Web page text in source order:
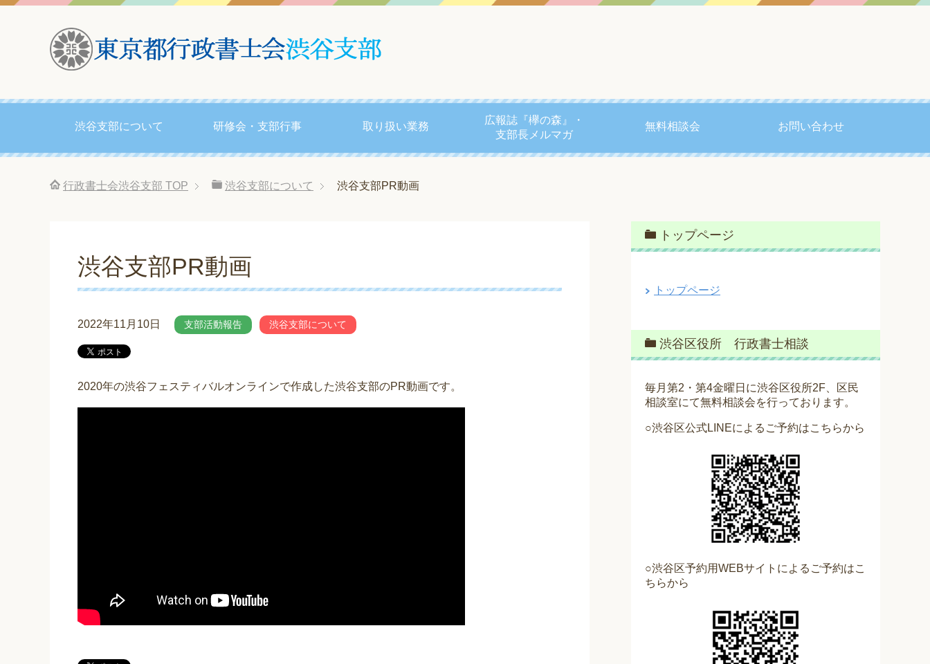
渋谷支部について 研修会・支部行事 取り扱い業務
広報誌『欅の森』・
支部長メルマガ
無料相談会 お問い合わせ
行政書士会渋谷支部 TOP 渋谷支部について 渋谷支部PR動画
渋谷支部PR動画
2022年11月10日 支部活動報告 渋谷支部について
2020年の渋谷フェスティバルオンラインで作成した渋谷支部のPR動画です。
トップページ
トップページ
渋谷区役所 行政書士相談
毎月第2・第4金曜日に渋谷区役所2F、区民
相談室にて無料相談会を行っております。
○渋谷区公式LINEによるご予約はこちらから
○渋谷区予約用WEBサイトによるご予約はこ
ちらから